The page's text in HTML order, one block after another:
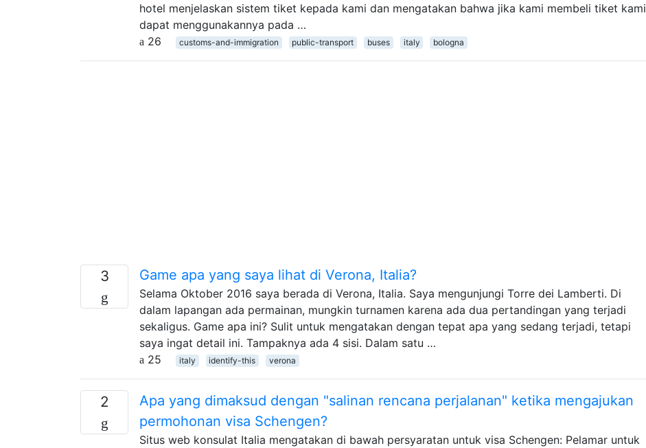
hotel menjelaskan sistem tiket kepada kami dan mengatakan bahwa jika kami membeli tiket kami
dapat menggunakannya pada …
26
customs-and-immigration public-transport buses italy bologna
3 Game apa yang saya lihat di Verona, Italia?
Selama Oktober 2016 saya berada di Verona, Italia. Saya mengunjungi Torre dei Lamberti. Di
dalam lapangan ada permainan, mungkin turnamen karena ada dua pertandingan yang terjadi
sekaligus. Game apa ini? Sulit untuk mengatakan dengan tepat apa yang sedang terjadi, tetapi
saya ingat detail ini. Tampaknya ada 4 sisi. Dalam satu …
25
italy identify-this verona
2
Apa yang dimaksud dengan "salinan rencana perjalanan" ketika mengajukan
permohonan visa Schengen?
Situs web konsulat Italia mengatakan di bawah persyaratan untuk visa Schengen: Pelamar untuk